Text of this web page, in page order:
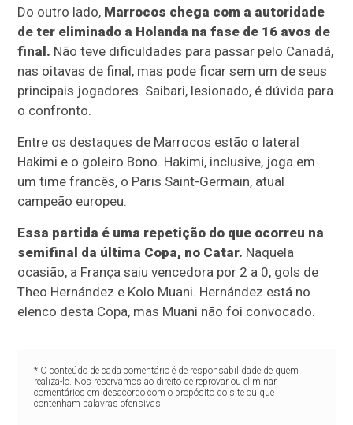
Do outro lado, Marrocos chega com a autoridade
de ter eliminado a Holanda na fase de 16 avos de
final. Não teve dificuldades para passar pelo Canadá,
nas oitavas de final, mas pode ficar sem um de seus
principais jogadores. Saibari, lesionado, é dúvida para
o confronto.
Entre os destaques de Marrocos estão o lateral
Hakimi e o goleiro Bono. Hakimi, inclusive, joga em
um time francês, o Paris Saint-Germain, atual
campeão europeu.
Essa partida é uma repetição do que ocorreu na
semifinal da última Copa, no Catar. Naquela
ocasião, a França saiu vencedora por 2 a 0, gols de
Theo Hernández e Kolo Muani. Hernández está no
elenco desta Copa, mas Muani não foi convocado.
* O conteúdo de cada comentário é de responsabilidade de quem
realizá-lo. Nos reservamos ao direito de reprovar ou eliminar
comentários em desacordo com o propósito do site ou que
contenham palavras ofensivas.